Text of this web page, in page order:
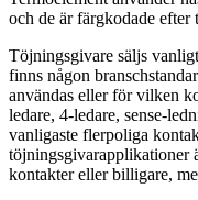
och de är färgkodade efter
Töjningsgivare säljs
finns någon
användas eller för vilken
ledare, 4-ledare, sense-
vanligaste flerpoliga
töjningsgivarapplikationer
kontakter eller billigare,